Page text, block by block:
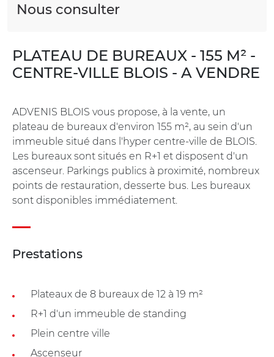
Nous consulter
PLATEAU DE BUREAUX - 155 M² -
CENTRE-VILLE BLOIS - A VENDRE
ADVENIS BLOIS vous propose, à la vente, un
plateau de bureaux d'environ 155 m², au sein d'un
immeuble situé dans l'hyper centre-ville de BLOIS.
Les bureaux sont situés en R+1 et disposent d'un
ascenseur. Parkings publics à proximité, nombreux
points de restauration, desserte bus. Les bureaux
sont disponibles immédiatement.
Prestations
Plateaux de 8 bureaux de 12 à 19 m²
R+1 d'un immeuble de standing
Plein centre ville
Ascenseur